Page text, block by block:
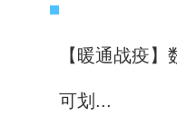
【暖通战疫
可划...